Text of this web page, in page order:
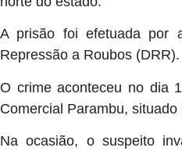
A prisão foi efetuada por
Repressão a Roubos (DRR).
O crime aconteceu no dia
Comercial Parambu,
Na ocasião, o suspeito